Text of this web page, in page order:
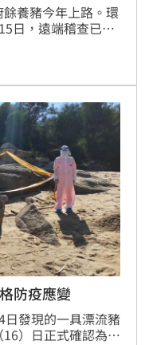
養豬今年上路。環
日，遠端稽查已開
防疫應變
發現的一具漂流豬
）日正式確認為非